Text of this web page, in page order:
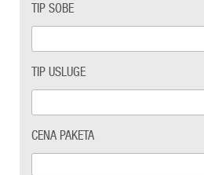
TIP SOBE
TIP USLUGE
CENA PAKETA